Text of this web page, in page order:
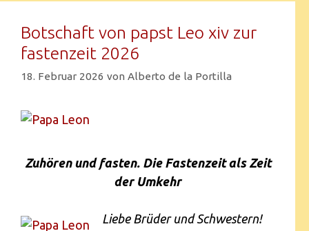
Botschaft von papst Leo xiv zur
fastenzeit 2026
18. Februar 2026 von Alberto de la Portilla
Zuhören und fasten. Die Fastenzeit als Zeit
der Umkehr
Liebe Brüder und Schwestern!